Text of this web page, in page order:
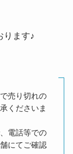
ります♪
売り切れの
くださいま
電話等での
にてご確認